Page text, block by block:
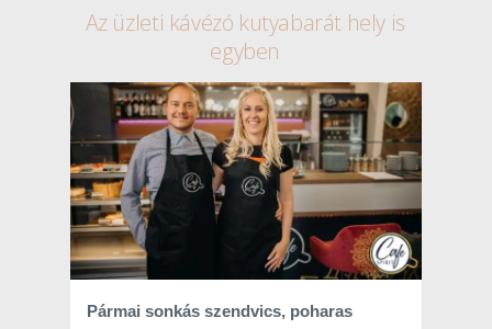
Az üzleti kávézó kutyabarát hely is
egyben
Pármai sonkás szendvics, poharas